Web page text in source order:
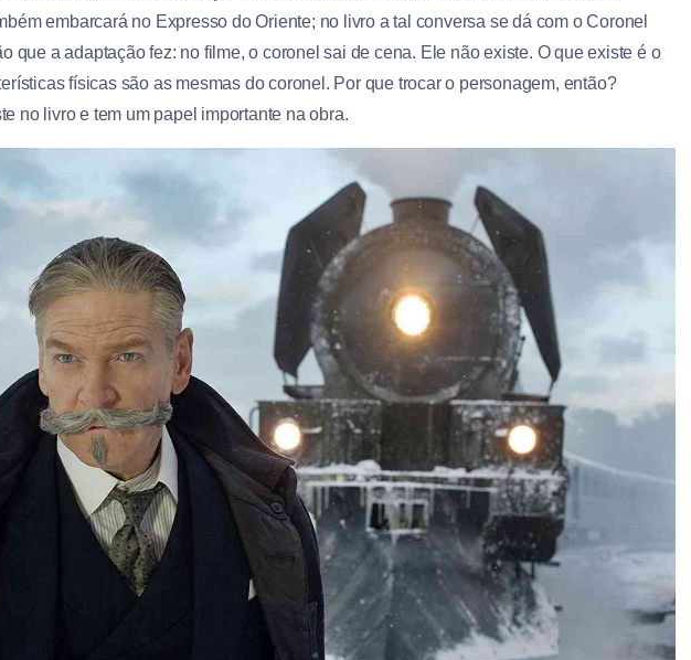
embarcará no Expresso do Oriente; no livro a tal conversa se dá com o Coronel
que a adaptação fez: no filme, o coronel sai de cena. Ele não existe. O que existe é o
físicas são as mesmas do coronel. Por que trocar o personagem, então?
no livro e tem um papel importante na obra.